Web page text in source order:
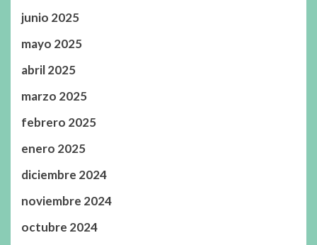
junio 2025
mayo 2025
abril 2025
marzo 2025
febrero 2025
enero 2025
diciembre 2024
noviembre 2024
octubre 2024